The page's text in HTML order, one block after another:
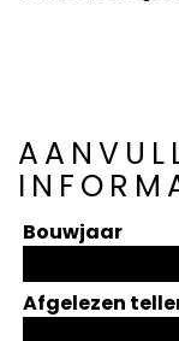
Bouwjaar
Afgelezen